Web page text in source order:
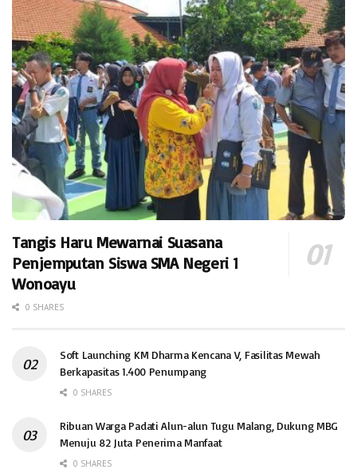
Tangis Haru Mewarnai Suasana
Penjemputan Siswa SMA Negeri 1
Wonoayu
0 SHARES
Soft Launching KM Dharma Kencana V, Fasilitas Mewah
Berkapasitas 1.400 Penumpang
0 SHARES
Ribuan Warga Padati Alun-alun Tugu Malang, Dukung MBG
Menuju 82 Juta Penerima Manfaat
0 SHARES